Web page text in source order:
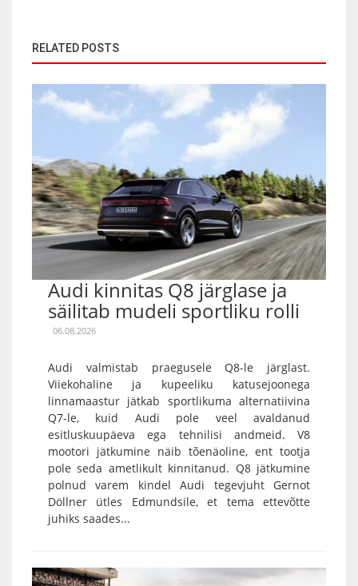
RELATED POSTS
Audi kinnitas Q8 järglase ja
säilitab mudeli sportliku rolli
06.08.2026
Audi valmistab praegusele Q8-le järglast.
Viiekohaline ja kupeeliku katusejoonega
linnamaastur jätkab sportlikuma alternatiivina
Q7-le, kuid Audi pole veel avaldanud
esitluskuupäeva ega tehnilisi andmeid. V8
mootori jätkumine näib tõenäoline, ent tootja
pole seda ametlikult kinnitanud. Q8 jätkumine
polnud varem kindel Audi tegevjuht Gernot
Döllner ütles Edmundsile, et tema ettevõtte
juhiks saades...